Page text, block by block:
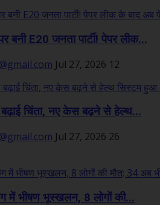
बनी E20 जनता पार्टी! पेपर लीक...
Jul 27, 2026 12
बढ़ाई चिंता, नए केस बढ़ने से हेल्थ...
Jul 27, 2026 26
में भीषण भूस्खलन, 8 लोगों की...